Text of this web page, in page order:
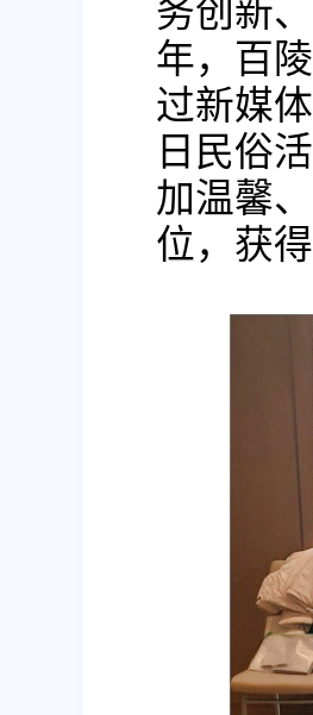
务创新
年，百
过新媒
日民俗
加温馨
位，获